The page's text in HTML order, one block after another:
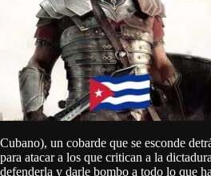
Cubano), un cobarde que se esconde
para atacar a los que critican a la
defenderla y darle bombo a todo lo que